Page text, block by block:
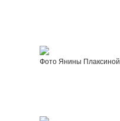
Фото Янины Плаксиной